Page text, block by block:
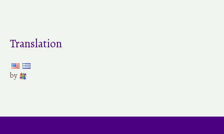
Translation
by